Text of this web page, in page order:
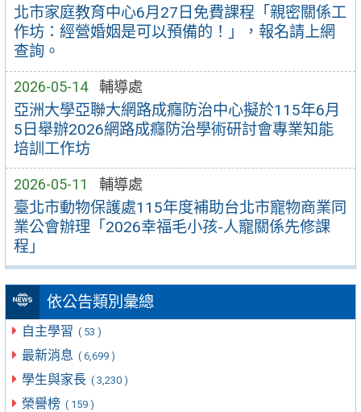
北市家庭教育中心6月27日免費課程「親密關係工
作坊：經營婚姻是可以預備的！」，報名請上網
查詢。
2026-05-14 輔導處
亞洲大學亞聯大網路成癮防治中心擬於115年6月
5日舉辦2026網路成癮防治學術研討會專業知能
培訓工作坊
2026-05-11 輔導處
臺北市動物保護處115年度補助台北市寵物商業同
業公會辦理「2026幸福毛小孩-人寵關係先修課
程」
依公告類別彙總
自主學習 ( 53 )
最新消息 ( 6,699 )
學生與家長 ( 3,230 )
榮譽榜 ( 159 )